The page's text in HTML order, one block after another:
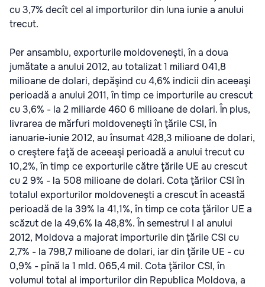
cu 3,7% decît cel al importurilor din luna iunie a anului
trecut.
Per ansamblu, exporturile moldoveneşti, în a doua
jumătate a anului 2012, au totalizat 1 miliard 041,8
milioane de dolari, depăşind cu 4,6% indicii din aceeaşi
perioadă a anului 2011, în timp ce importurile au crescut
cu 3,6% - la 2 miliarde 460 6 milioane de dolari. În plus,
livrarea de mărfuri moldoveneşti în ţările CSI, în
ianuarie-iunie 2012, au însumat 428,3 milioane de dolari,
o creştere faţă de aceeaşi perioadă a anului trecut cu
10,2%, în timp ce exporturile către ţările UE au crescut
cu 2 9% - la 508 milioane de dolari. Cota ţărilor CSI în
totalul exporturilor moldoveneşti a crescut în această
perioadă de la 39% la 41,1%, în timp ce cota ţărilor UE a
scăzut de la 49,6% la 48,8%. În semestrul I al anului
2012, Moldova a majorat importurile din ţările CSI cu
2,7% - la 798,7 milioane de dolari, iar din ţările UE - cu
0,9% - pînă la 1 mld. 065,4 mil. Cota ţărilor CSI, în
volumul total al importurilor din Republica Moldova, a